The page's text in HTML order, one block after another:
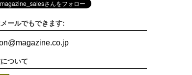
ールでもできます:
@magazine.co.jp
ついて